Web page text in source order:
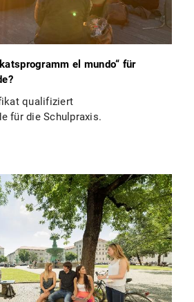
el mundo“ für
qualifiziert
für die Schulpraxis.